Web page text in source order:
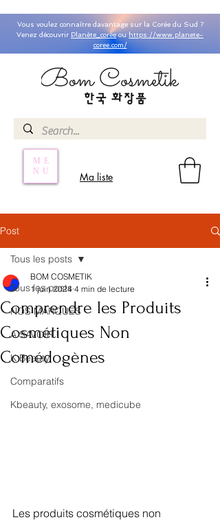
ME
NU
Ma liste
Vous voulez connaître davantage sur la Corée du Sud ?
Venez découvrir Planète_coreeouhttps://www.planete-
coree.com/
Post
Tous les posts
NOS MARQUES
A SAVOIR !
K Beauty
Comparatifs
Kbeauty, exosome, medicube
Tous les posts
Comprendre les Produits
Cosmétiques Non
Comédogènes
BOM COSMETIK
1 juin 2024 4 min de lecture
Les produits cosmétiques non